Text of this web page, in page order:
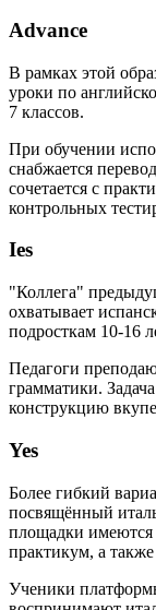
Advance
В рамках этой
уроки по
7 классов.
При обучении
снабжается
сочетается с
контрольных
Ies
"Коллега"
охватывает
подросткам 10-16
Педагоги
грамматики.
конструкцию
Yes
Более гибкий
посвящённый
площадки имеются
практикум, а
Ученики